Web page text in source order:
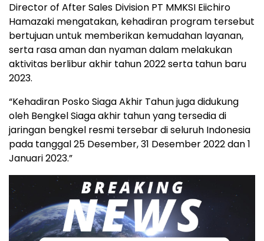
Director of After Sales Division PT MMKSI Eiichiro
Hamazaki mengatakan, kehadiran program tersebut
bertujuan untuk memberikan kemudahan layanan,
serta rasa aman dan nyaman dalam melakukan
aktivitas berlibur akhir tahun 2022 serta tahun baru
2023.
“Kehadiran Posko Siaga Akhir Tahun juga didukung
oleh Bengkel Siaga akhir tahun yang tersedia di
jaringan bengkel resmi tersebar di seluruh Indonesia
pada tanggal 25 Desember, 31 Desember 2022 dan 1
Januari 2023.”